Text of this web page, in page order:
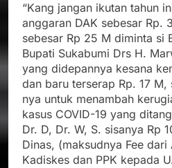
“Kang jangan ikutan tahun
anggaran DAK sebesar Rp.
sebesar Rp 25 M diminta si
Bupati Sukabumi Drs H.
yang didepannya kesana
dan baru terserap Rp. 17
nya untuk menambah
kasus COVID-19 yang
Dr. D, Dr. W, S. sisanya Rp
Dinas, (maksudnya Fee
Kadiskes dan PPK kepada